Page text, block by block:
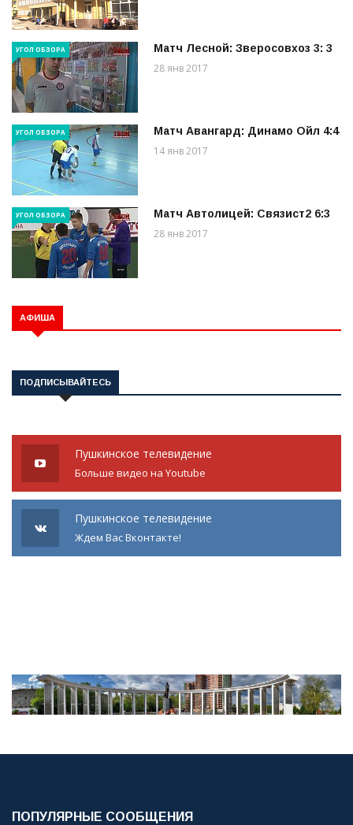
УГОЛ ОБЗОРА Матч Лесной: Зверосовхоз 3: 3
28 янв 2017
УГОЛ ОБЗОРА Матч Авангард: Динамо Ойл 4:4
14 янв 2017
УГОЛ ОБЗОРА Матч Автолицей: Связист2 6:3
28 янв 2017
АФИША
ПОДПИСЫВАЙТЕСЬ
Пушкинское телевидение
Больше видео на Youtube
Пушкинское телевидение
Ждем Вас Вконтакте!
ПОПУЛЯРНЫЕ СООБЩЕНИЯ